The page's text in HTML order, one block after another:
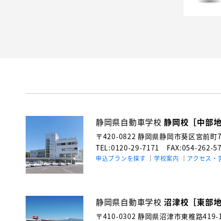
静岡県自動車学校静岡校［中部
〒420-0822 静岡県静岡市葵区宮前町
TEL:0120-29-7171 FAX:054-262-
申込プランを探す 学校案内 アクセス・
静岡県自動車学校沼津校［東部
〒410-0302 静岡県沼津市東椎路419-